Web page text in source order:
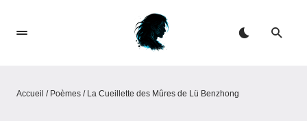
Accueil / Poèmes / La Cueillette des Mûres de Lü Benzhong